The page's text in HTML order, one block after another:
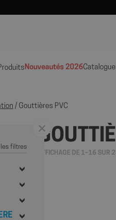
Nouveautés 2026
/ Gouttières PVC
les filtres
AFFICHAGE DE 1–16 SUR